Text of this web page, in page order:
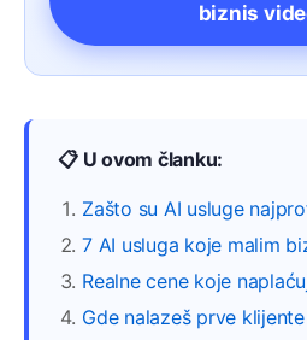
biznis
📋 U ovom članku:
Zašto su AI usluge
7 AI usluga koje malim
Realne cene koje
Gde nalazeš prve klijente